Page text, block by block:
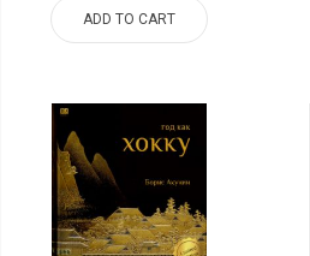
ADD TO CART